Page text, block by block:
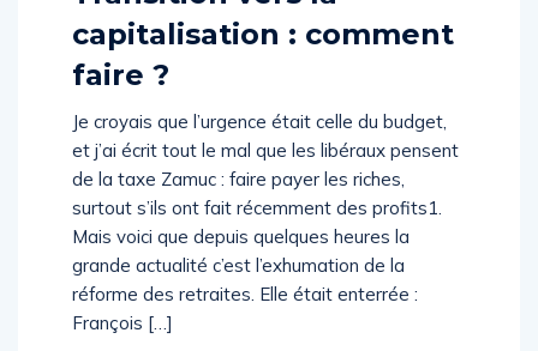
Transition vers la
capitalisation : comment
Je croyais que l’urgence était celle du budget,
et j’ai écrit tout le mal que les libéraux pensent
de la taxe Zamuc : faire payer les riches,
surtout s’ils ont fait récemment des profits1.
Mais voici que depuis quelques heures la
grande actualité c’est l’exhumation de la
réforme des retraites. Elle était enterrée :